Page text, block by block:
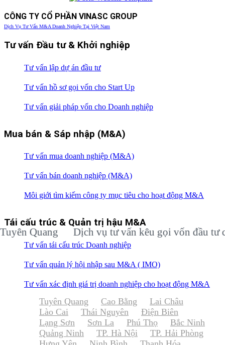
CÔNG TY CỔ PHẦN VINASC GROUP
Dịch Vụ Tư Vấn M&A Doanh Nghiệp Tại Việt Nam
Tư vấn Đầu tư & Khởi nghiệp
Tư vấn lập dự án đầu tư
Tư vấn hồ sơ gọi vốn cho Start Up
Tư vấn giải pháp vốn cho Doanh nghiệp
Mua bán & Sáp nhập (M&A)
Tư vấn mua doanh nghiệp (M&A)
Tư vấn bán doanh nghiệp (M&A)
Môi giới tìm kiếm công ty mục tiêu cho hoạt động M&A
Tái cấu trúc & Quản trị hậu M&A
Tư vấn tái cấu trúc Doanh nghiệp
Tư vấn quản lý hội nhập sau M&A ( IMO)
Tư vấn xác định giá trị doanh nghiệp cho hoạt động M&A
Dịch vụ tư vấn kêu gọi vốn đầu tư cho
Tuyên Quang Cao Bằng
Lai Châu
Lào Cai
Thái Nguyên
Điện Biên
Lạng Sơn
Sơn La Phú Thọ
Bắc Ninh
Quảng Ninh
TP. Hà Nội
TP. Hải Phòng